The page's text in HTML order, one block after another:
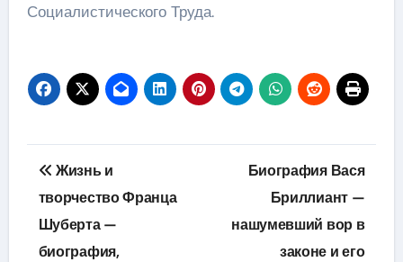
Социалистического Труда.
Навигация
по
записям
Жизнь и
творчество Франца
Шуберта —
биография,
Биография Вася
Бриллиант —
нашумевший вор в
законе и его